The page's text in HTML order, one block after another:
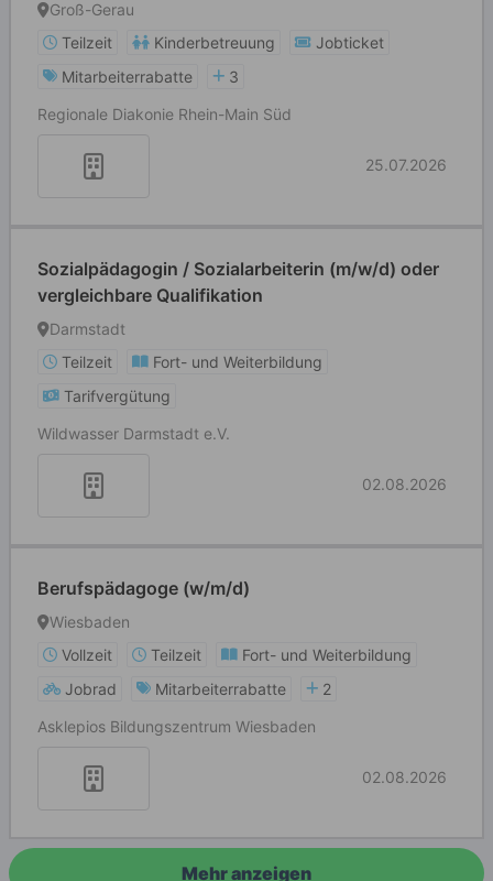
Groß-Gerau
Teilzeit
Kinderbetreuung
Jobticket
Mitarbeiterrabatte
3
Regionale Diakonie Rhein-Main Süd
25.07.2026
Sozialpädagogin / Sozialarbeiterin (m/w/d) oder
vergleichbare Qualifikation
Darmstadt
Teilzeit
Fort- und Weiterbildung
Tarifvergütung
Wildwasser Darmstadt e.V.
02.08.2026
Berufspädagoge (w/m/d)
Wiesbaden
Vollzeit
Teilzeit
Fort- und Weiterbildung
Jobrad
Mitarbeiterrabatte
2
Asklepios Bildungszentrum Wiesbaden
02.08.2026
Mehr anzeigen